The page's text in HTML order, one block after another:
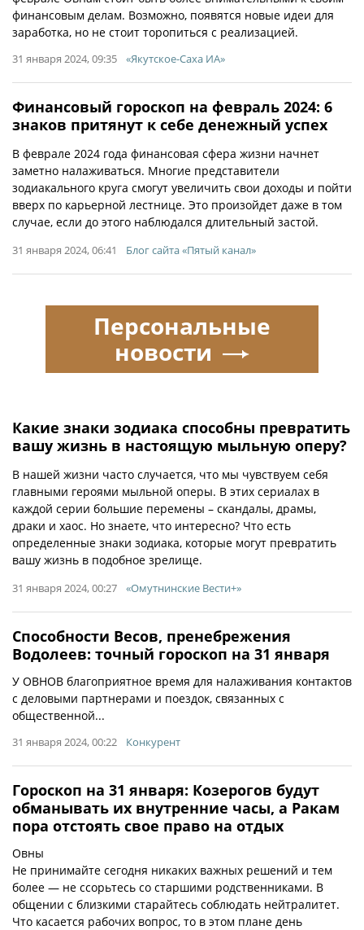
финансовым делам. Возможно, появятся новые идеи для
заработка, но не стоит торопиться с реализацией.
31 января 2024, 09:35 «Якутское-Саха ИА»
Финансовый гороскоп на февраль 2024: 6
знаков притянут к себе денежный успех
В феврале 2024 года финансовая сфера жизни начнет
заметно налаживаться. Многие представители
зодиакального круга смогут увеличить свои доходы и пойти
вверх по карьерной лестнице. Это произойдет даже в том
случае, если до этого наблюдался длительный застой.
31 января 2024, 06:41 Блог сайта «Пятый канал»
Какие знаки зодиака способны превратить
вашу жизнь в настоящую мыльную оперу?
В нашей жизни часто случается, что мы чувствуем себя
главными героями мыльной оперы. В этих сериалах в
каждой серии большие перемены – скандалы, драмы,
драки и хаос. Но знаете, что интересно? Что есть
определенные знаки зодиака, которые могут превратить
вашу жизнь в подобное зрелище.
31 января 2024, 00:27 «Омутнинские Вести+»
Способности Весов, пренебрежения
Водолеев: точный гороскоп на 31 января
У ОВНОВ благоприятное время для налаживания контактов
с деловыми партнерами и поездок, связанных с
общественной...
31 января 2024, 00:22 Конкурент
Гороскоп на 31 января: Козерогов будут
обманывать их внутренние часы, а Ракам
пора отстоять свое право на отдых
Овны
Не принимайте сегодня никаких важных решений и тем
более — не ссорьтесь со старшими родственниками. В
общении с близкими старайтесь соблюдать нейтралитет.
Что касается рабочих вопрос, то в этом плане день
Персональные
новости